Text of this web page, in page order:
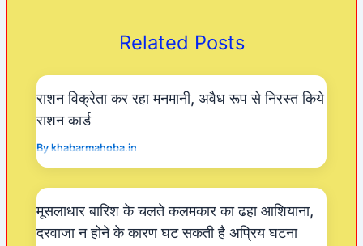
k
m
Related Posts
राशन विक्रेता कर रहा मनमानी, अवैध रूप से निरस्त किये
राशन कार्ड
Bykhabarmahoba.in
मूसलाधार बारिश के चलते कलमकार का ढहा आशियाना,
दरवाजा न होने के कारण घट सकती है अप्रिय घटना